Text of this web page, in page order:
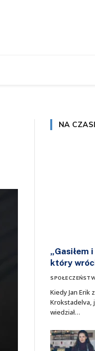
NA
„Gasiłem
który
Kiedy Jan Erik
Krokstadelva,
wiedział…